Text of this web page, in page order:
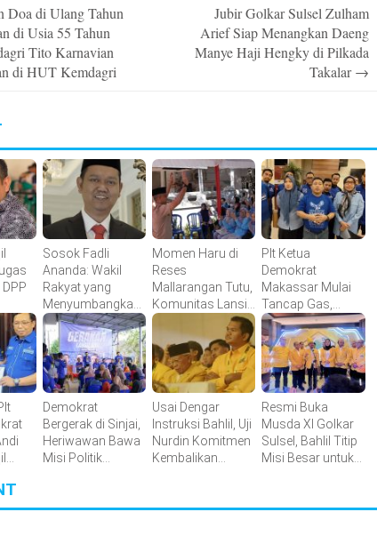
Doa di Ulang Tahun
di Usia 55 Tahun
Tito Karnavian
di HUT Kemdagri
Jubir Golkar Sulsel Zulham
Arief Siap Menangkan Daeng
Manye Haji Hengky di Pilkada
Takalar→
Sosok Fadli
Ananda: Wakil
Rakyat yang
Menyumbangkan
Seluruh Gajinya
kepada Warga
Kurang Mampu
Momen Haru di
Reses
Mallarangan Tutu,
Komunitas Lansia
Sambut dengan
Yel-yel Meriah
Plt Ketua
Demokrat
Makassar Mulai
Tancap Gas,
Konsolidasi
Internal Jadi
Langkah Awal
Demokrat
Bergerak di Sinjai,
Heriwawan Bawa
Misi Politik
Usai Dengar
Instruksi Bahlil, Uji
Nurdin Komitmen
Kembalikan
Resmi Buka
Musda XI Golkar
Sulsel, Bahlil Titip
Misi Besar untuk